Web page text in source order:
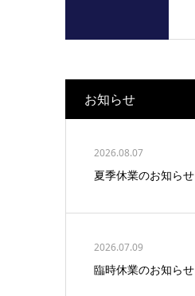
お知らせ
2026.08.07
夏季休業のお知らせ
2026.07.09
臨時休業のお知らせ